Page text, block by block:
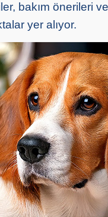
bakım önerileri
yer alıyor.